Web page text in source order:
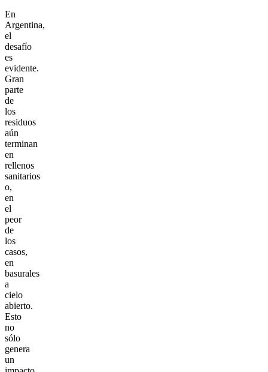
En
Argentina,
el
desafío
es
evidente.
Gran
parte
de
los
residuos
aún
terminan
en
rellenos
sanitarios
o,
en
el
peor
de
los
casos,
en
basurales
a
cielo
abierto.
Esto
no
sólo
genera
un